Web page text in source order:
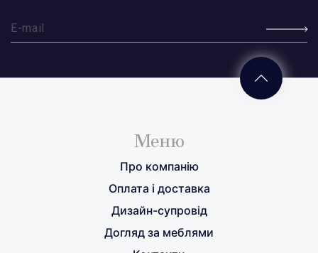
Меню
Про компанію
Оплата і доставка
Дизайн-супровід
Догляд за меблями